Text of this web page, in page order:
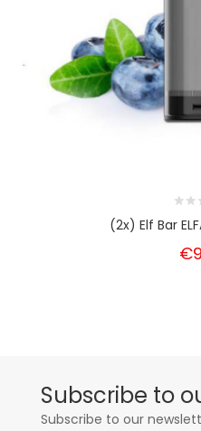
(2x) Elf Bar
Subscribe to
Subscribe to our